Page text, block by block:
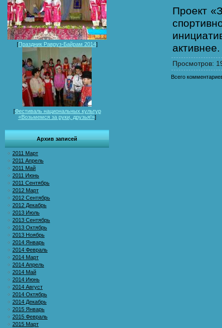
[Праздник Равруз-Байрам 2014]
[Фестиваль национальных культур
«Возьмемся за руки, друзья!»]
Архив записей
2011 Март
2011 Апрель
2011 Май
2011 Июнь
2011 Сентябрь
2012 Март
2012 Сентябрь
2012 Декабрь
2013 Июль
2013 Сентябрь
2013 Октябрь
2013 Ноябрь
2014 Январь
2014 Февраль
2014 Март
2014 Апрель
2014 Май
2014 Июнь
2014 Август
2014 Октябрь
2014 Декабрь
2015 Январь
2015 Февраль
2015 Март
Проект
активнее.
Просмотров:
Всего